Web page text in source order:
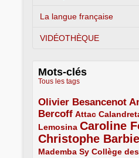
La langue française
VIDÉOTHÈQUE
Mots-clés
Tous les tags
Olivier Besancenot
3/5
Bercoff
3/5 Attac
2/5
Lemosina
2/5 Caroline
4/5
Christophe
4/5
Mademba Sy
2/5
Collège des